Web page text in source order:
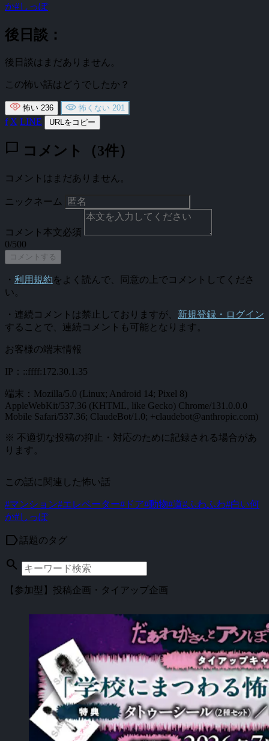
か#しっぽ
後日談：
後日談はまだありません。
この怖い話はどうでしたか？
怖い 236 怖くない 201
f X LINE URLをコピー
chat_bubble コメント（3件）
コメントはまだありません。
ニックネーム
コメント本文必須
0/500
コメントする
・ 利用規約をよく読んで、同意の上でコメントしてくださ
い。
・連続コメントは禁止しておりますが、 新規登録・ログイン
することで、連続コメントも可能となります。
お客様の端末情報
IP：::ffff:172.30.1.35
端末：Mozilla/5.0 (Linux; Android 14; Pixel 8)
AppleWebKit/537.36 (KHTML, like Gecko) Chrome/131.0.0.0
Mobile Safari/537.36; ClaudeBot/1.0; +claudebot@anthropic.com)
※ 不適切な投稿の抑止・対応のために記録される場合があ
ります。
この話に関連した怖い話
#マンション#エレベーター#ドア#動物#道#ふわふわ#白い何
か#しっぽ
label話題のタグ
search
【参加型】投稿企画・タイアップ企画